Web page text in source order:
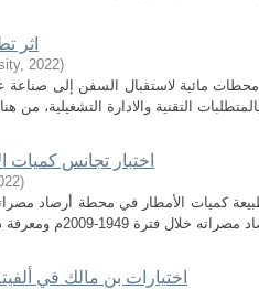
اثر
, 2022)
مائية لاستقبال السفن إلى صناعة
اختبار تجانس كميات
)
كميات الأمطار في محطة أرصاد مصراته
اختيارات بن مالك في